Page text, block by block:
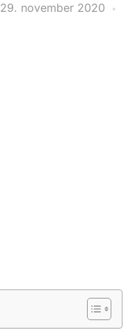
29. november 2020